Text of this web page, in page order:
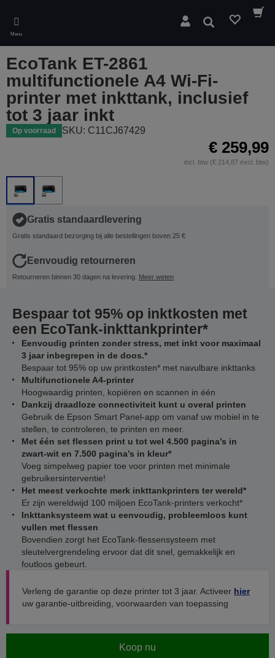
main
content
Menu
Zoeken
EcoTank ET-2861
multifunctionele A4 Wi-Fi-
printer met inkttank, inclusief
tot 3 jaar inkt
Op voorraad SKU: C11CJ67429
€ 259,99
incl. btw (€ 214,87 excl. btw)
Gratis standaardlevering
Gratis standaard bezorging bij alle bestellingen boven 25 €
Eenvoudig retourneren
Retourneren binnen 30 dagen na levering. Meer weten
Bespaar tot 95% op inktkosten met
een EcoTank-inkttankprinter*
Eenvoudig printen zonder stress, met inkt voor maximaal
3 jaar inbegrepen in de doos.*
Bespaar tot 95% op uw printkosten* met navulbare inkttanks
Multifunctionele A4-printer
Hoogwaardig printen, kopiëren en scannen in één
Dankzij draadloze connectiviteit kunt u overal printen
Gebruik de Epson Smart Panel-app om vanaf uw mobiel in te
stellen, te controleren, te printen en meer.
Met één set flessen print u tot wel 4.500 pagina’s in
zwart-wit en 7.500 pagina’s in kleur*
Voeg simpelweg papier toe voor printen met minimale
gebruikersinterventie!
Het meest verkochte merk inkttankprinters ter wereld*
Er zijn wereldwijd 100 miljoen EcoTank-printers verkocht*
Inkttanksysteem wat u eenvoudig, probleemloos kunt
vullen met flessen
Bovendien zorgt het EcoTank-flessensysteem met
sleutelvergrendeling ervoor dat dit snel, gemakkelijk en
foutloos gebeurt.
Verleng de garantie op deze printer tot 3 jaar. Activeer hier
uw garantie-uitbreiding, voorwaarden van toepassing
Koop nu